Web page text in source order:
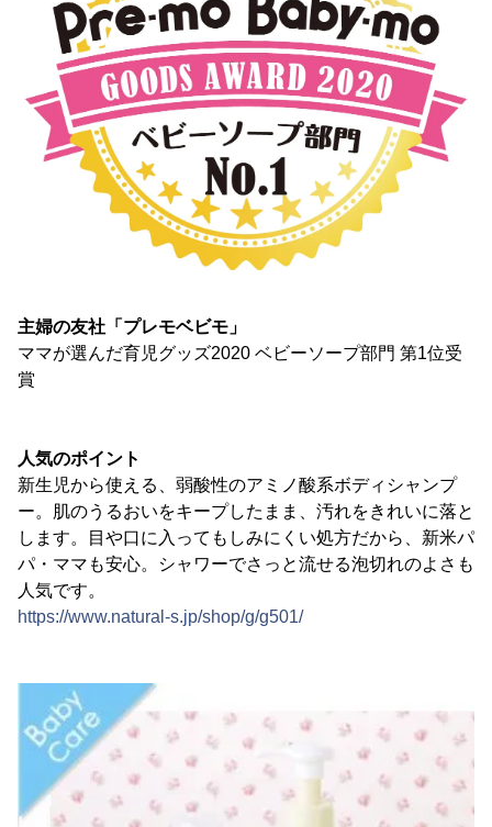
主婦の友社「プレモベビモ」
ママが選んだ育児グッズ2020 ベビーソープ部門 第1位受
賞
人気のポイント
新生児から使える、弱酸性のアミノ酸系ボディシャンプ
ー。肌のうるおいをキープしたまま、汚れをきれいに落と
します。目や口に入ってもしみにくい処方だから、新米パ
パ・ママも安心。シャワーでさっと流せる泡切れのよさも
人気です。
https://www.natural-s.jp/shop/g/g501/